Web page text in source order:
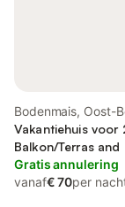
Bodenmais, Oost-
Vakantiehuis voor
Balkon/Terras and
Terras
Gratis annulering
vanaf€ 70per